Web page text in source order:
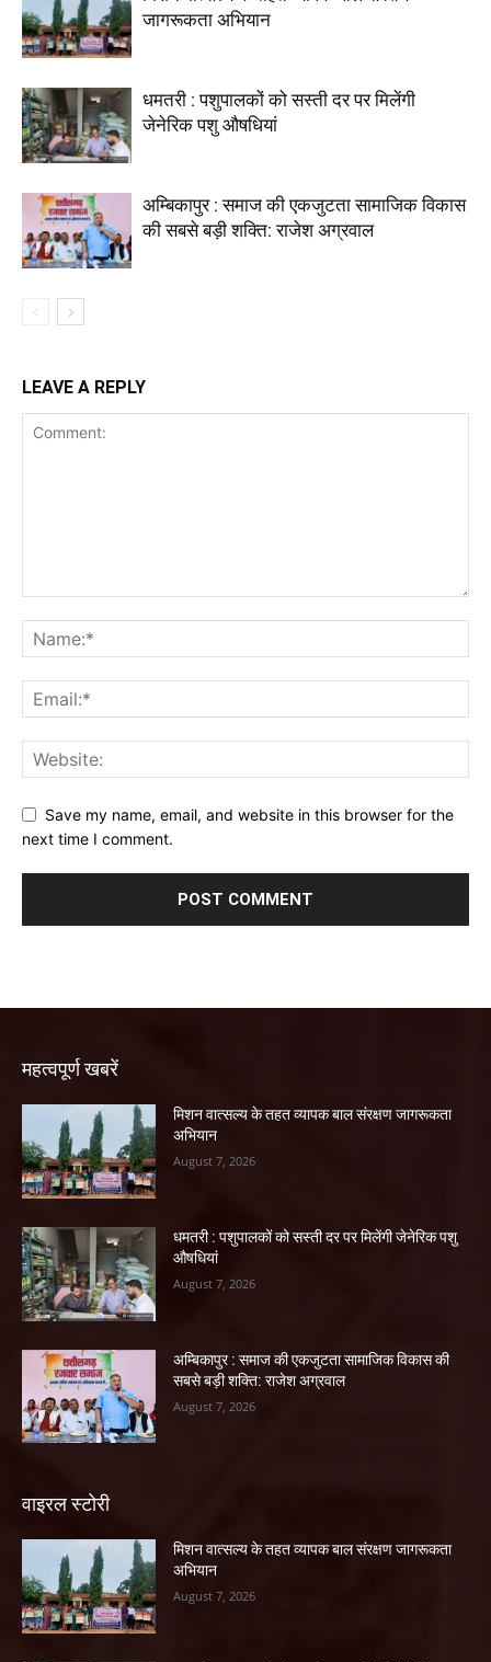
जागरूकता अभियान
धमतरी : पशुपालकों को सस्ती दर पर मिलेंगी
जेनेरिक पशु औषधियां
अम्बिकापुर : समाज की एकजुटता सामाजिक विकास
की सबसे बड़ी शक्ति: राजेश अग्रवाल
LEAVE A REPLY
Save my name, email, and website in this browser for the
next time I comment.
महत्वपूर्ण खबरें
मिशन वात्सल्य के तहत व्यापक बाल संरक्षण जागरूकता
अभियान
August 7, 2026
धमतरी : पशुपालकों को सस्ती दर पर मिलेंगी जेनेरिक पशु
औषधियां
August 7, 2026
अम्बिकापुर : समाज की एकजुटता सामाजिक विकास की
सबसे बड़ी शक्ति: राजेश अग्रवाल
August 7, 2026
वाइरल स्टोरी
मिशन वात्सल्य के तहत व्यापक बाल संरक्षण जागरूकता
अभियान
August 7, 2026